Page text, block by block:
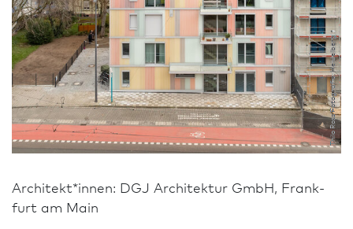
Thilo Ross Fotografie, Heidelberg
Architekt*innen: DGJ Archi­tektur GmbH, Frank­
furt am Main